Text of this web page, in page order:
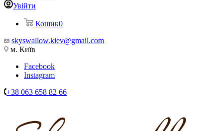
Увійти
Кошик0
skyswallow.kiev@gmail.com
м. Київ
Facebook
Instagram
+38 063 658 82 66